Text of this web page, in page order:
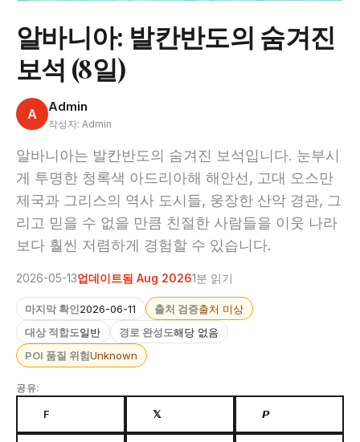
알바니아: 발칸반도의 숨겨진
보석 (8일)
A Admin
작성자: Admin
알바니아는 발칸반도의 숨겨진 보석입니다. 눈부시
게 투명한 청록색 아드리아해 해안선, 고대 오스만
제국과 그리스의 역사 도시들, 웅장한 산악 경관, 그
리고 믿을 수 없을 만큼 친절한 사람들을 이웃 나라
보다 훨씬 저렴하게 경험할 수 있습니다.
2026-05-13업데이트됨 Aug 20261분 읽기
마지막 확인2026-06-11 출처 검증출처 미상
대상 적합도일반 경로 완성도해당 없음
POI 품질 위험Unknown
공유:
F 𝕏 𝙋